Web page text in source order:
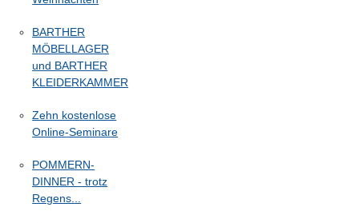
BARTHER
MÖBELLAGER
und BARTHER
KLEIDERKAMMER
Zehn kostenlose
Online-Seminare
POMMERN-
DINNER - trotz
Regens...